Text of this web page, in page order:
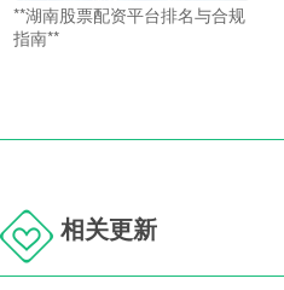
**湖南股票配资平台排名与合规
指南**
相关更新